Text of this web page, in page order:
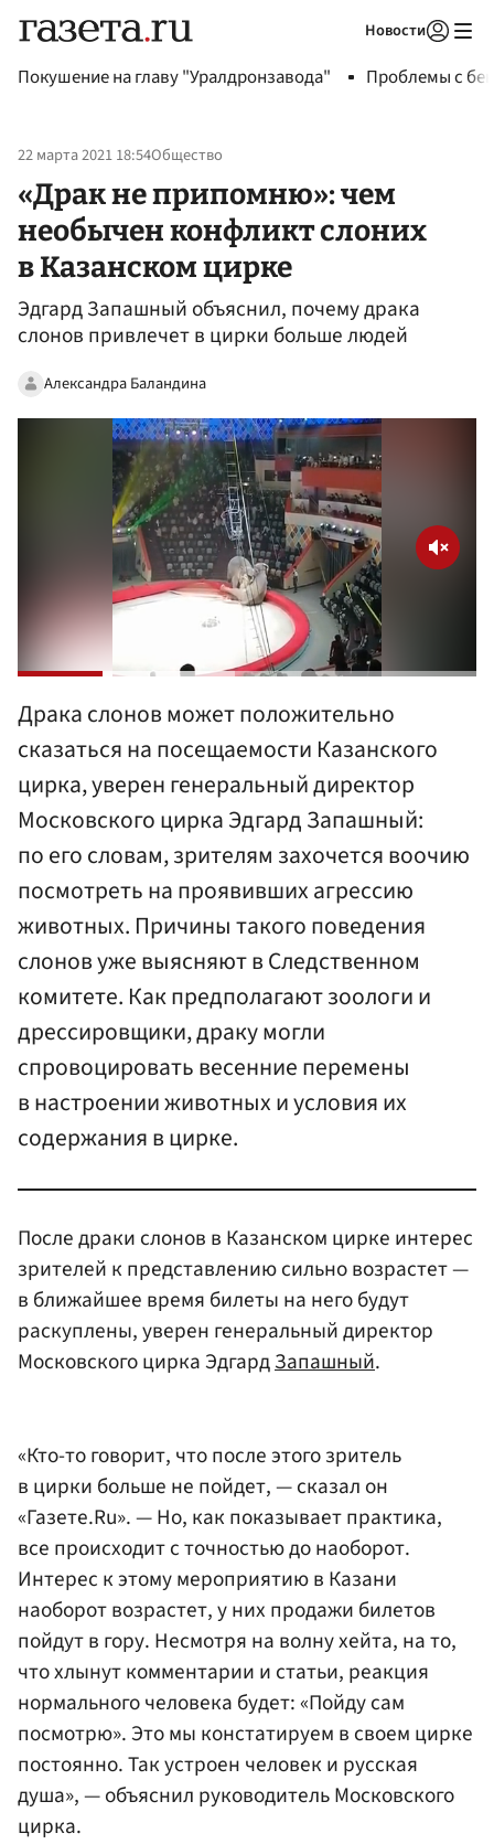
Новости
Покушение на главу "Уралдронзавода" Проблемы с
22 марта 2021 18:54Общество
«Драк не припомню»: чем
необычен конфликт слоних
в Казанском цирке
Эдгард Запашный объяснил, почему драка
слонов привлечет в цирки больше людей
Александра Баландина
Драка слонов может положительно
сказаться на посещаемости Казанского
цирка, уверен генеральный директор
Московского цирка Эдгард Запашный:
по его словам, зрителям захочется воочию
посмотреть на проявивших агрессию
животных. Причины такого поведения
слонов уже выясняют в Следственном
комитете. Как предполагают зоологи и
дрессировщики, драку могли
спровоцировать весенние перемены
в настроении животных и условия их
содержания в цирке.
После драки слонов в Казанском цирке интерес
зрителей к представлению сильно возрастет —
в ближайшее время билеты на него будут
раскуплены, уверен генеральный директор
Московского цирка ЭдгардЗапашный.
«Кто-то говорит, что после этого зритель
в цирки больше не пойдет, — сказал он
«Газете.Ru». — Но, как показывает практика,
все происходит с точностью до наоборот.
Интерес к этому мероприятию в Казани
наоборот возрастет, у них продажи билетов
пойдут в гору. Несмотря на волну хейта, на то,
что хлынут комментарии и статьи, реакция
нормального человека будет: «Пойду сам
посмотрю». Это мы констатируем в своем цирке
постоянно. Так устроен человек и русская
душа», — объяснил руководитель Московского
цирка.